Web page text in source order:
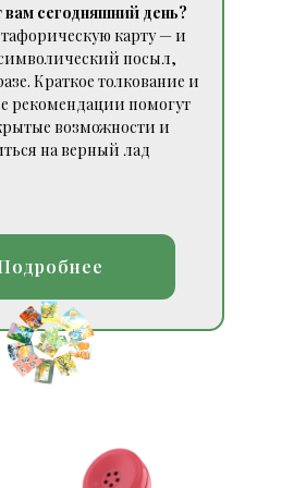
сегодняшний день?
карту — и
посыл,
Краткое толкование и
рекомендации помогут
возможности и
на верный лад